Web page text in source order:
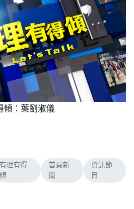
傾：葉劉淑儀
有理有得
傾
首頁新
聞
資訊節
目